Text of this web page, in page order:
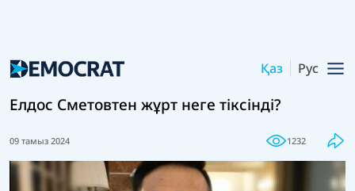
Қаз Рус
Елдос Сметовтен жұрт неге тіксінді?
09 тамыз 2024 1232